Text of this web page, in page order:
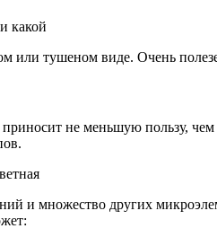
какой
или тушеном виде. Очень
не меньшую пользу,
и множество других